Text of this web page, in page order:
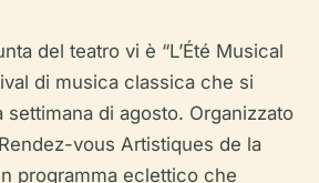
del teatro vi è “L’Été Musical
di musica classica che si
settimana di agosto. Organizzato
vous Artistiques de la
programma eclettico che